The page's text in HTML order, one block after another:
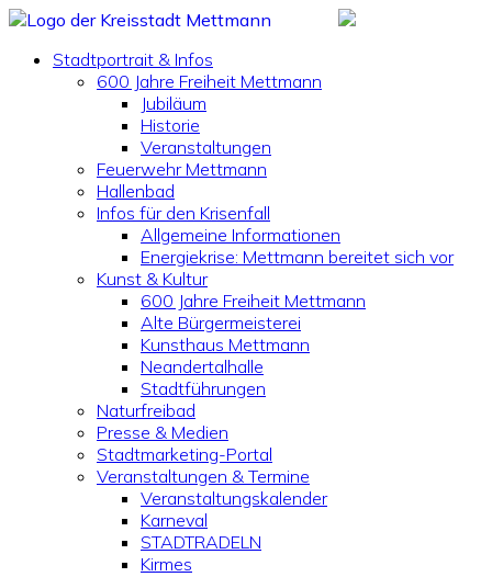
Stadtportrait & Infos
600 Jahre Freiheit Mettmann
Jubiläum
Historie
Veranstaltungen
Feuerwehr Mettmann
Hallenbad
Infos für den Krisenfall
Allgemeine Informationen
Energiekrise: Mettmann bereitet sich vor
Kunst & Kultur
600 Jahre Freiheit Mettmann
Alte Bürgermeisterei
Kunsthaus Mettmann
Neandertalhalle
Stadtführungen
Naturfreibad
Presse & Medien
Stadtmarketing-Portal
Veranstaltungen & Termine
Veranstaltungskalender
Karneval
STADTRADELN
Kirmes